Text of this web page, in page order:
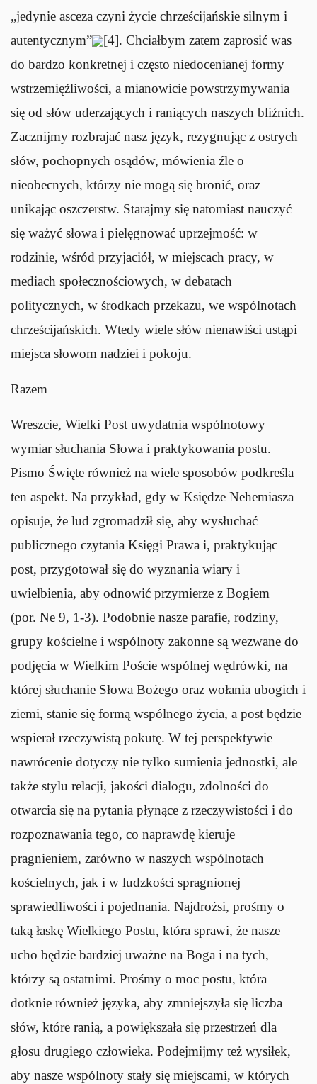
„jedynie asceza czyni życie chrześcijańskie silnym i
autentycznym”
[4]. Chciałbym zatem zaprosić was
do bardzo konkretnej i często niedocenianej formy
wstrzemięźliwości, a mianowicie powstrzymywania
się od słów uderzających i raniących naszych bliźnich.
Zacznijmy rozbrajać nasz język, rezygnując z ostrych
słów, pochopnych osądów, mówienia źle o
nieobecnych, którzy nie mogą się bronić, oraz
unikając oszczerstw. Starajmy się natomiast nauczyć
się ważyć słowa i pielęgnować uprzejmość: w
rodzinie, wśród przyjaciół, w miejscach pracy, w
mediach społecznościowych, w debatach
politycznych, w środkach przekazu, we wspólnotach
chrześcijańskich. Wtedy wiele słów nienawiści ustąpi
miejsca słowom nadziei i pokoju.
Razem
Wreszcie, Wielki Post uwydatnia wspólnotowy
wymiar słuchania Słowa i praktykowania postu.
Pismo Święte również na wiele sposobów podkreśla
ten aspekt. Na przykład, gdy w Księdze Nehemiasza
opisuje, że lud zgromadził się, aby wysłuchać
publicznego czytania Księgi Prawa i, praktykując
post, przygotował się do wyznania wiary i
uwielbienia, aby odnowić przymierze z Bogiem
(por. Ne 9, 1-3). Podobnie nasze parafie, rodziny,
grupy kościelne i wspólnoty zakonne są wezwane do
podjęcia w Wielkim Poście wspólnej wędrówki, na
której słuchanie Słowa Bożego oraz wołania ubogich i
ziemi, stanie się formą wspólnego życia, a post będzie
wspierał rzeczywistą pokutę. W tej perspektywie
nawrócenie dotyczy nie tylko sumienia jednostki, ale
także stylu relacji, jakości dialogu, zdolności do
otwarcia się na pytania płynące z rzeczywistości i do
rozpoznawania tego, co naprawdę kieruje
pragnieniem, zarówno w naszych wspólnotach
kościelnych, jak i w ludzkości spragnionej
sprawiedliwości i pojednania. Najdrożsi, prośmy o
taką łaskę Wielkiego Postu, która sprawi, że nasze
ucho będzie bardziej uważne na Boga i na tych,
którzy są ostatnimi. Prośmy o moc postu, która
dotknie również języka, aby zmniejszyła się liczba
słów, które ranią, a powiększała się przestrzeń dla
głosu drugiego człowieka. Podejmijmy też wysiłek,
aby nasze wspólnoty stały się miejscami, w których